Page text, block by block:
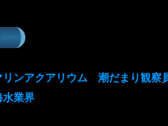
リンアクアリウム 潮だまり観察
水業界